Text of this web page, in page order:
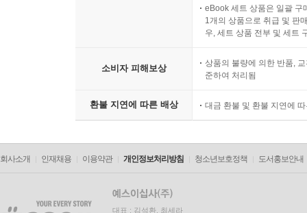
eBook 세트 상품은 일괄 구
1개의 상품으로 취급 및 판
우, 세트 상품 전부 및 세트
소비자 피해보상
상품의 불량에 의한 반품,
준하여 처리됨
환불 지연에 따른 배상 대금 환불 및 환불 지연에
회사소개 인재채용 이용약관 개인정보처리방침 청소년보호정책 도서홍보안내
대표 : 김석환, 최세라